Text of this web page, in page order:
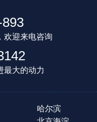
欢迎来电咨询
最大的动力
哈尔滨